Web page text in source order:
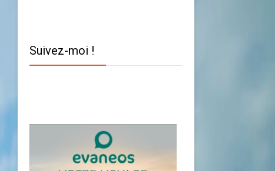
Suivez-moi !